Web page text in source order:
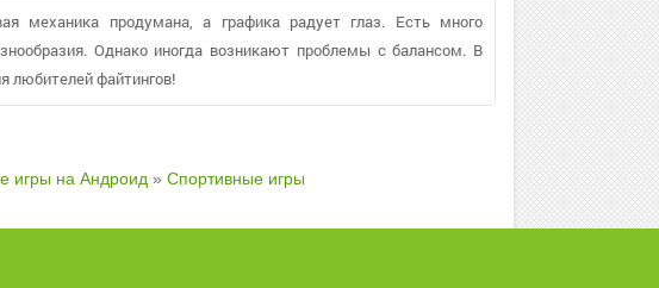
механика продумана, а графика радует глаз. Есть много
Однако иногда возникают проблемы с балансом. В
любителей файтингов!
игры на Андроид » Спортивные игры